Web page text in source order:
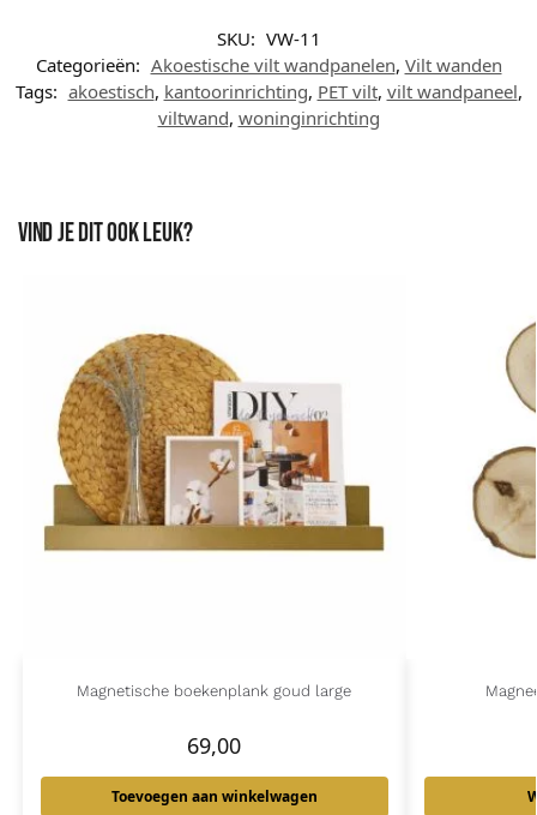
SKU: VW-11
Categorieën: Akoestische vilt wandpanelen, Vilt wanden
Tags: akoestisch, kantoorinrichting, PET vilt, vilt wandpaneel,
viltwand, woninginrichting
Vind je dit ook leuk?
Magnetische boekenplank goud large
69,00
Toevoegen aan winkelwagen